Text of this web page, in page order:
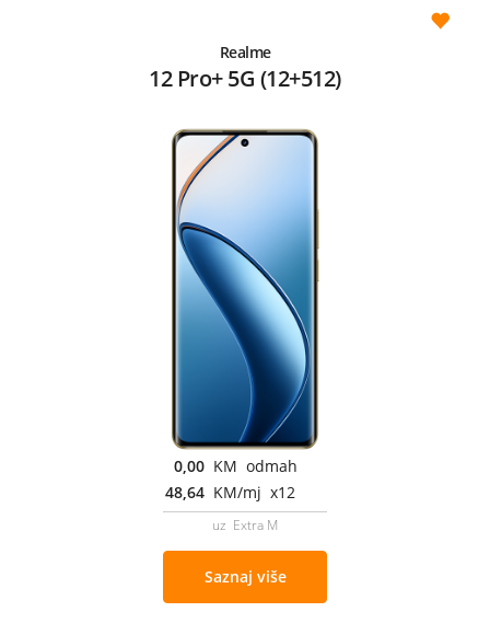
Realme
12 Pro+ 5G (12+512)
0,00 KM odmah
48,64 KM/mj x12
uz Extra M
Saznaj više